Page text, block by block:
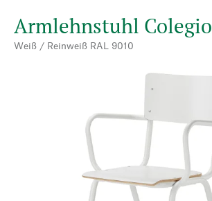
Armlehnstuhl Colegio
Weiß / Reinweiß RAL 9010